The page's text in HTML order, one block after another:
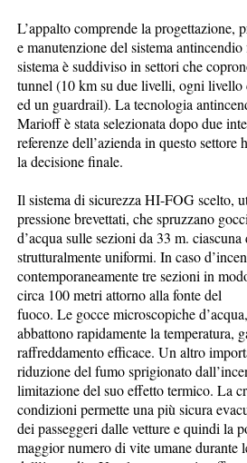
L’appalto comprende la progettazione,
e manutenzione del sistema
sistema è suddiviso in settori che
tunnel (10 km su due livelli, ogni livello
ed un guardrail). La tecnologia
Marioff è stata selezionata dopo due
referenze dell’azienda in questo
la decisione finale.
Il sistema di sicurezza HI-FOG scelto,
pressione brevettati, che spruzzano
d’acqua sulle sezioni da 33 m.
strutturalmente uniformi. In caso
contemporaneamente tre sezioni in
circa 100 metri attorno alla fonte del
fuoco. Le gocce microscopiche
abbattono rapidamente la temperatura,
raffreddamento efficace. Un altro
riduzione del fumo sprigionato
limitazione del suo effetto termico. La
condizioni permette una più sicura
dei passeggeri dalle vetture e quindi la
maggior numero di vite umane durante